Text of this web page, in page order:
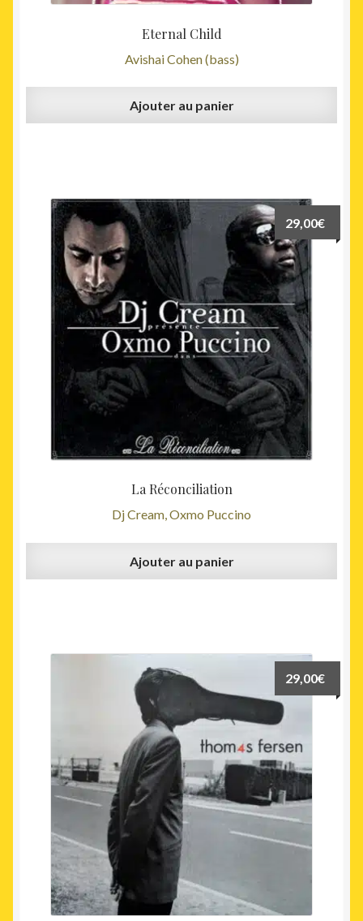
Eternal Child
Avishai Cohen (bass)
Ajouter au panier
La Réconciliation
Dj Cream, Oxmo Puccino
29,00€
Ajouter au panier
29,00€